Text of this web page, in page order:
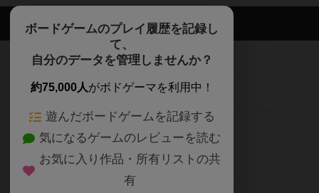
ボードゲームのプレイ履歴を記録し
て、
自分のデータを管理しませんか？
約75,000人がボドゲーマを利用中！
遊んだボードゲームを記録する
気になるゲームのレビューを読む
お気に入り作品・所有リストの共
有
ボドゲーマTOP
ボードゲームを検索する
ボードゲームの新着レビュー
ボードゲーム会情報
メカニクス特集